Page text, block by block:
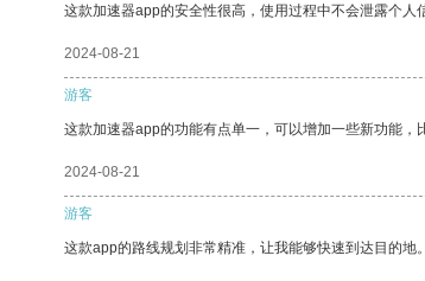
这款加速器app的安全性很高，使用过程中不会泄露个人
2024-08-21
游客
这款加速器app的功能有点单一，可以增加一些新功能，
2024-08-21
游客
这款app的路线规划非常精准，让我能够快速到达目的地。